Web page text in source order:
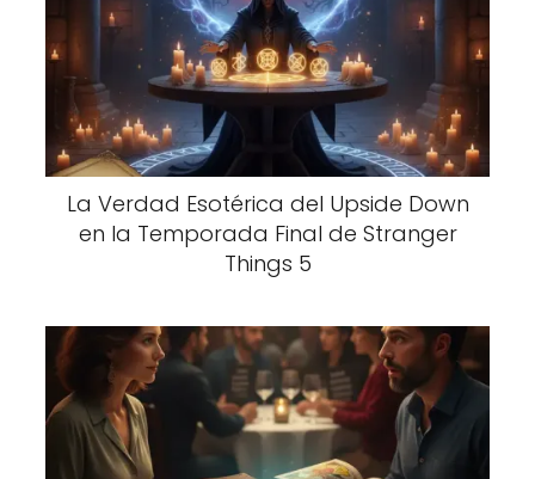
La Verdad Esotérica del Upside Down
en la Temporada Final de Stranger
Things 5